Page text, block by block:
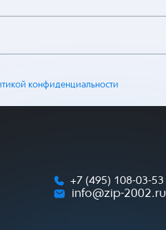
конфиденциальности
+7 (495) 108-03-53
info@zip-2002.ru